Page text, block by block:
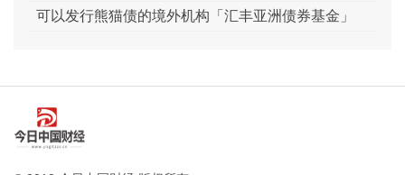
可以发行熊猫债的境外机构「汇丰亚洲债券基金」